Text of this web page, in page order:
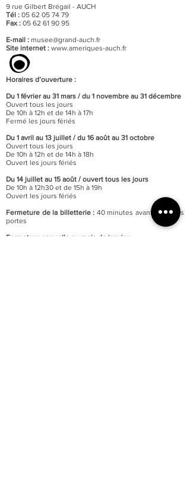
9 rue Gilbert Brégail - AUCH
Tél : 05 62 05 74 79
Fax : 05 62 61 90 95
E-mail : musee@grand-auch.fr
Site internet : www.ameriques-auch.fr
Horaires d’ouverture :
Du 1 février au 31 mars / du 1 novembre au 31 décembre
Ouvert tous les jours
De 10h à 12h et de 14h à 17h
Fermé les jours fériés
Du 1 avril au 13 juillet / du 16 août au 31 octobre
Ouvert tous les jours
De 10h à 12h et de 14h à 18h
Ouvert les jours fériés
Du 14 juillet au 15 août / ouvert tous les jours
De 10h à 12h30 et de 15h à 19h
Ouvert les jours fériés
Fermeture de la billetterie : 40 minutes avant celle des
portes
Fermeture annuelle au mois de janvier